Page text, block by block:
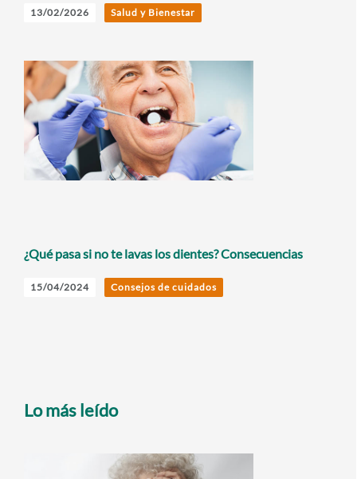
13/02/2026 Salud y Bienestar
¿Qué pasa si no te lavas los dientes? Consecuencias
15/04/2024 Consejos de cuidados
Lo más leído